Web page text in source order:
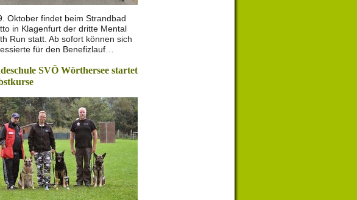
Oktober findet beim Strandbad
in Klagenfurt der dritte Mental
Run statt. Ab sofort können sich
für den Benefizlauf…
SVÖ Wörthersee startet